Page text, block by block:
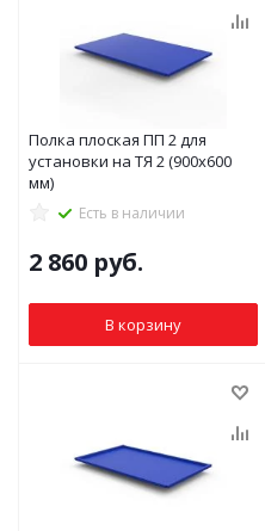
Полка плоская ПП 2 для
установки на ТЯ 2 (900x600
мм)
Есть в наличии
2 860 руб.
В корзину